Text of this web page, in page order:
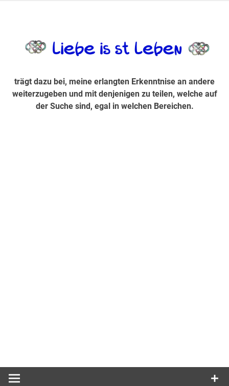
Suche sind, egal in welchen Bereichen.
trägt dazu bei, meine erlangten Erkenntnise an andere
weiterzugeben und mit denjenigen zu teilen, welche auf
der Suche sind, egal in welchen Bereichen.